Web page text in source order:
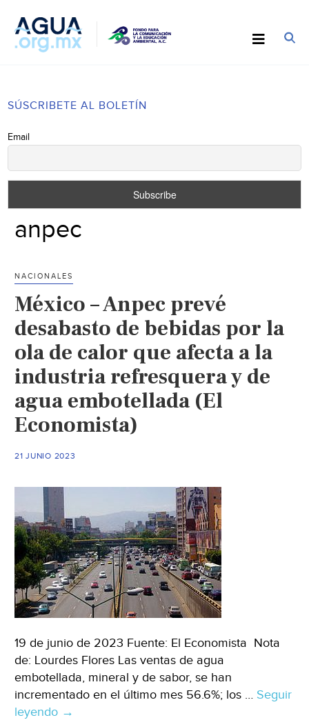
SÚSCRIBETE AL BOLETÍN
Email
anpec
NACIONALES
México – Anpec prevé
desabasto de bebidas por la
ola de calor que afecta a la
industria refresquera y de
agua embotellada (El
Economista)
21 JUNIO 2023
19 de junio de 2023 Fuente: El Economista Nota
de: Lourdes Flores Las ventas de agua
embotellada, mineral y de sabor, se han
incrementado en el último mes 56.6%; los … Seguir
leyendo México
→